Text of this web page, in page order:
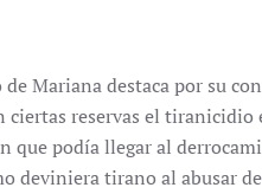
Mariana destaca por su
reservas el tiranicidio
que podía llegar al
deviniera tirano al abusar